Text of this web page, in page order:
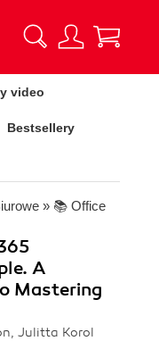
video
Bestsellery
» 📚 Office
A
Mastering
Julitta Korol